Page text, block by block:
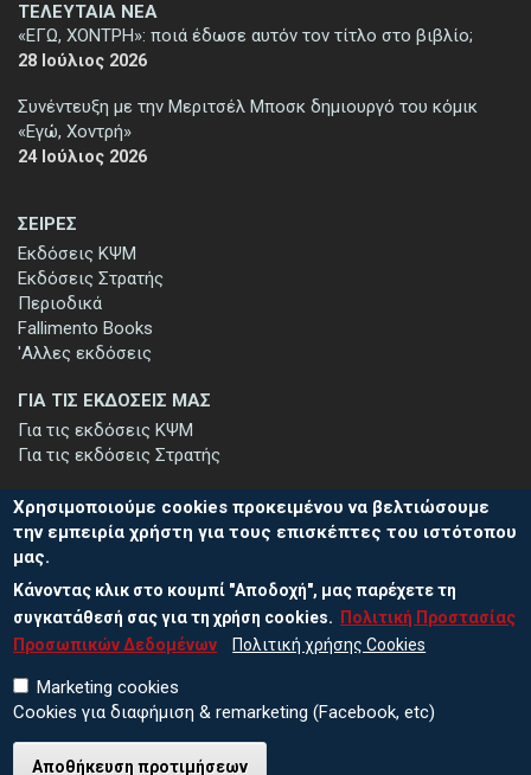
ΣΕΙΡΕΣ
Εκδόσεις ΚΨΜ
Εκδόσεις Στρατής
Περιοδικά
Fallimento Books
'Αλλες εκδόσεις
ΤΕΛΕΥΤΑΙΑ ΝΕΑ
«ΕΓΩ, ΧΟΝΤΡΗ»: ποιά έδωσε αυτόν τον τίτλο στο βιβλίο;
28 Ιούλιος 2026
Συνέντευξη με την Μεριτσέλ Μποσκ δημιουργό του κόμικ
«Εγώ, Χοντρή»
24 Ιούλιος 2026
ΓΙΑ ΤΙΣ ΕΚΔΟΣΕΙΣ ΜΑΣ
Για τις εκδόσεις ΚΨΜ
Για τις εκδόσεις Στρατής
ΕΓΓΡΑΦΗ ΣΤΟ ΕΝΗΜΕΡΩΤΙΚΟ ΔΕΛΤΙΟ
Μείνετε ενημερωμένοι για τις νέες εκδόσεις μας και τις εκδηλώσεις
μας - εγγραφείτε στο ενημερωτικό μας δελτίο.
© 2026 ΕΚΔΟΣΕΙΣ ΚΨΜ
Χρησιμοποιούμε cookies προκειμένου να βελτιώσουμε
την εμπειρία χρήστη για τους επισκέπτες του ιστότοπου
μας.
Κάνοντας κλικ στο κουμπί "Αποδοχή", μας παρέχετε τη
συγκατάθεσή σας για τη χρήση cookies.
Πολιτική Προστασίας
Προσωπικών Δεδομένων
Πολιτική χρήσης Cookies
Marketing cookies
Cookies για διαφήμιση & remarketing (Facebook, etc)
Αποθήκευση προτιμήσεων